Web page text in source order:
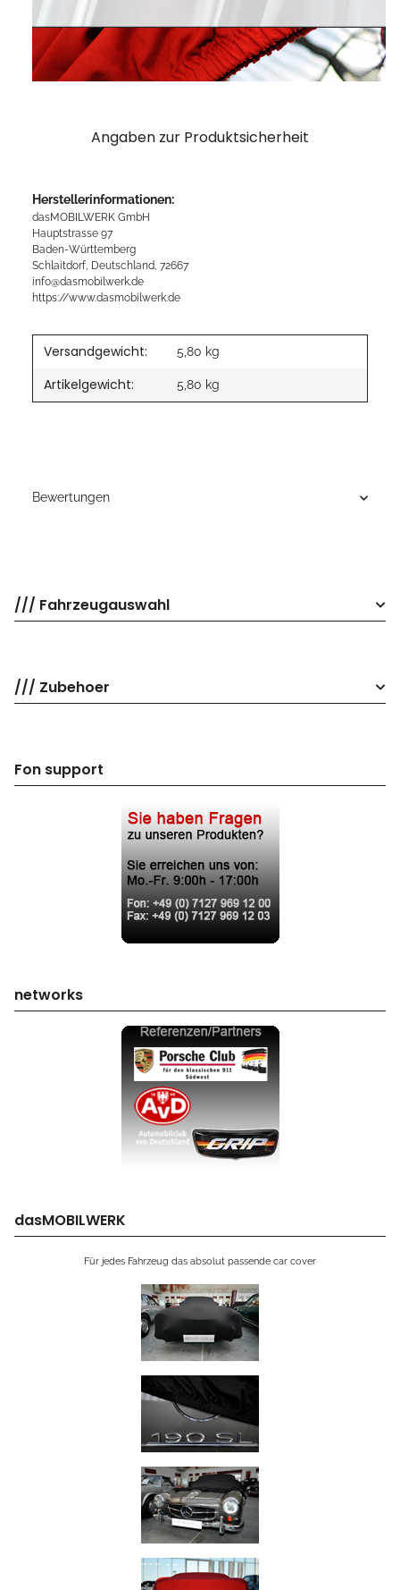
Angaben zur Produktsicherheit
Herstellerinformationen:
dasMOBILWERK GmbH
Hauptstrasse 97
Baden-Württemberg
Schlaitdorf, Deutschland, 72667
info@dasmobilwerk.de
https://www.dasmobilwerk.de
Versandgewicht: 5,80 kg
Artikelgewicht: 5,80 kg
Bewertungen
/// Fahrzeugauswahl
/// Zubehoer
Fon support
networks
dasMOBILWERK
Für jedes Fahrzeug das absolut passende car cover